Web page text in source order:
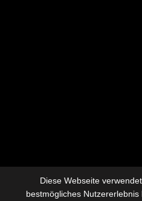
Diese Webseite
bestmögliches